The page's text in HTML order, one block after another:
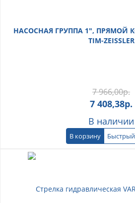
НАСОСНАЯ ГРУППА 1", ПРЯМОЙ
TIM-ZEISSLER
7 966,00р.
7 408,38р.
В наличии
В корзину Быстрый